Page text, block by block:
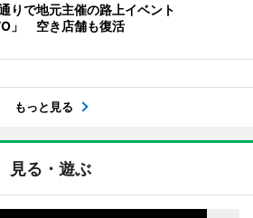
りで地元主催の路上イベント
」 空き店舗も復活
もっと見る
見る・遊ぶ